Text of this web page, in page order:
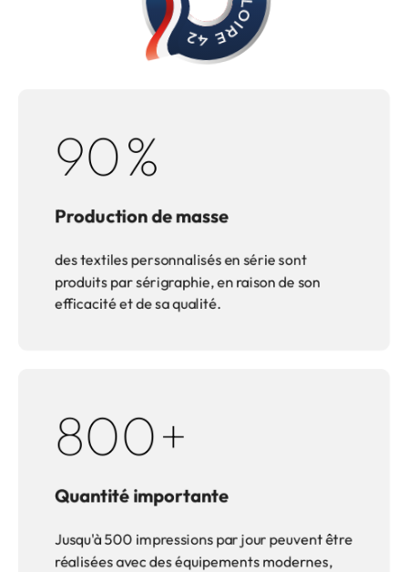
90%
Production de masse
des textiles personnalisés en série sont
produits par sérigraphie, en raison de son
efficacité et de sa qualité.
800+
Quantité importante
Jusqu'à 500 impressions par jour peuvent être
réalisées avec des équipements modernes,